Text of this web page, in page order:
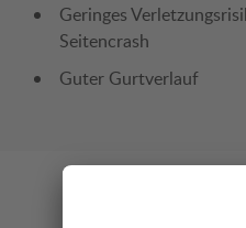
Geringes
Seitencrash
Guter Gurtverlauf